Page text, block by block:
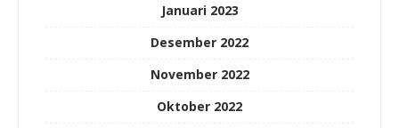
Januari 2023
Desember 2022
November 2022
Oktober 2022